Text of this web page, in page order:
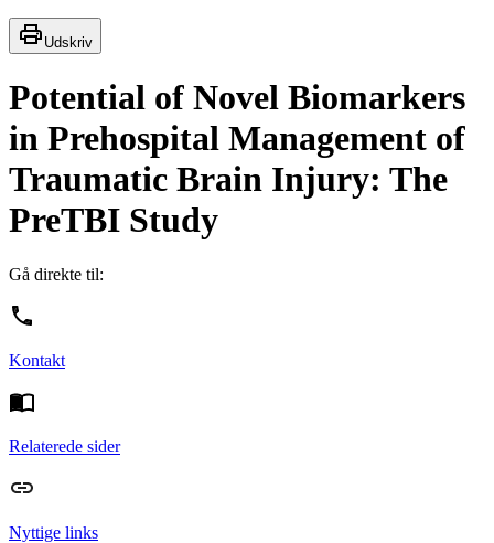
Udskriv
Potential of Novel Biomarkers
in Prehospital Management of
Traumatic Brain Injury: The
PreTBI Study
Gå direkte til:
Kontakt
Relaterede sider
Nyttige links